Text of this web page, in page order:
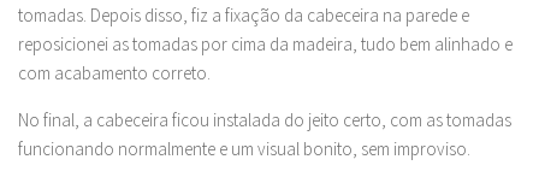
tomadas. Depois disso, fiz a fixação da cabeceira na parede e
reposicionei as tomadas por cima da madeira, tudo bem alinhado e
com acabamento correto.
No final, a cabeceira ficou instalada do jeito certo, com as tomadas
funcionando normalmente e um visual bonito, sem improviso.